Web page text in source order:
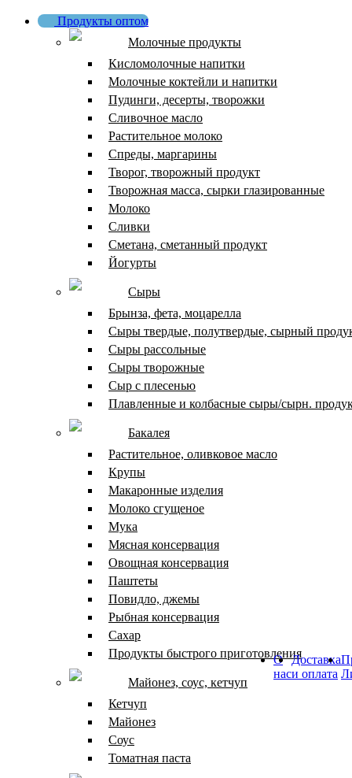
Продукты оптом
Молочные продукты
Кисломолочные напитки
Молочные коктейли и напитки
Пудинги, десерты, творожки
Сливочное масло
Растительное молоко
Спреды, маргарины
Творог, творожный продукт
Творожная масса, сырки глазированные
Молоко
Сливки
Сметана, сметанный продукт
Йогурты
Сыры
Брынза, фета, моцарелла
Сыры твердые, полутвердые, сырный
Сыры рассольные
Сыры творожные
Сыр с плесенью
Плавленные и колбасные сыры/сырн.
Бакалея
Растительное, оливковое масло
Крупы
Макаронные изделия
Молоко сгущеное
Мука
Мясная консервация
Овощная консервация
Паштеты
Повидло, джемы
Рыбная консервация
Сахар
Продукты быстрого приготовления
Майонез, соус, кетчуп
Кетчуп
Майонез
Соус
Томатная паста
О
нас
Доставка
и оплата